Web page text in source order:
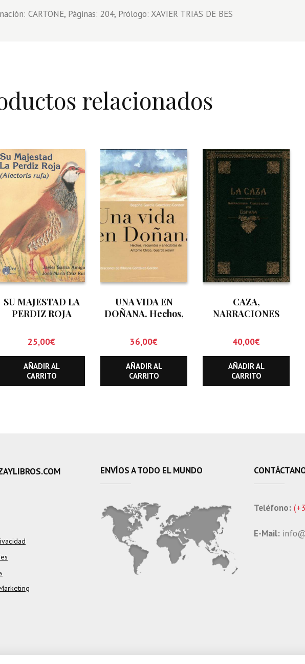
CARTONE, Páginas: 204, Prólogo: XAVIER TRIAS DE BES
relacionados
SU MAJESTAD LA
PERDIZ ROJA
25,00€
AÑADIR AL
CARRITO
UNA VIDA EN
DOÑANA. Hechos,
anécdotas de
Antonio Chico.
Guarda Mayor
36,00€
AÑADIR AL
CARRITO
CAZA,
NARRACIONES
ESPAÑA, LA
40,00€
AÑADIR AL
CARRITO
ENVÍOS A TODO EL MUNDO
Teléfono:
E-Mail: